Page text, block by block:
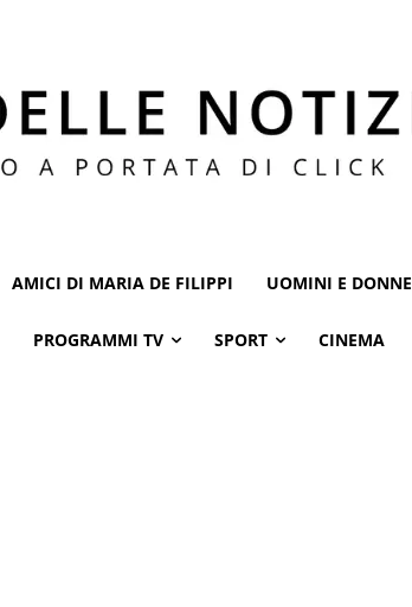
AMICI DI MARIA DE FILIPPI UOMINI E DONNE
PROGRAMMI TV SPORT CINEMA